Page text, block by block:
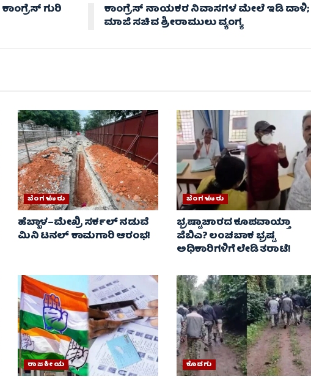
ಗುರಿ ಕಾಂಗ್ರೆಸ್ ನಾಯಕರ ನಿವಾಸಗಳ ಮೇಲೆ ಇಡಿ ದಾಳಿ;
ಮಾಜಿ ಸಚಿವ ಶ್ರೀರಾಮುಲು ವ್ಯಂಗ್ಯ
ಬೆಂಗಳೂರು
ಹೆಬ್ಬಾಳ–ಮೇಖ್ರಿ ಸರ್ಕಲ್ ನಡುವೆ
ಮಿನಿ ಟನಲ್ ಕಾಮಗಾರಿ ಆರಂಭ!
ಬೆಂಗಳೂರು
ಭ್ರಷ್ಟಾಚಾರದ ಕೂಪವಾಯ್ತಾ
ಜಿಬಿಎ? ಲಂಚಬಾಕ ಭ್ರಷ್ಟ
ಅಧಿಕಾರಿಗಳಿಗೆ ಲೇಡಿ ತರಾಟೆ!
ರಾಜಕೀಯ ಕೊಡಗು